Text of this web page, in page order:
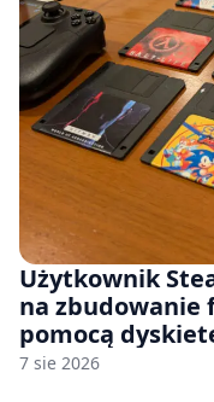
Użytkownik
na zbudowanie
pomocą
7 sie 2026